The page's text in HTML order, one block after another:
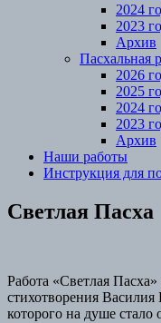
2024
2023
Архив
Пасхальная
2026
2025
2024
2023
Архив
Наши работы
Инструкция для
Close
Menu
Светлая Пасха
Работа «Светлая
стихотворения
которого на душе стало